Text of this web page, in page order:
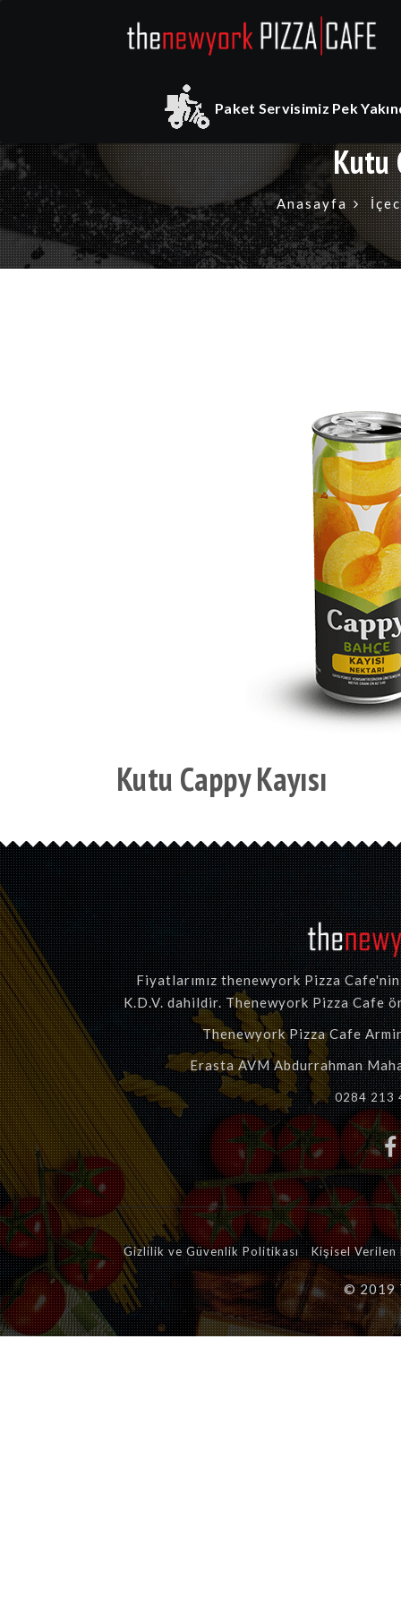
Paket Servisimiz Pek
Kutu
Anasayfa
Kutu Cappy Kayısı
Fiyatlarımız thenewyork Pizza
K.D.V. dahildir. Thenewyork Pizza Cafe
Thenewyork Pizza Cafe
Erasta AVM Abdurrahman
0284 213
Gizlilik ve Güvenlik Politikası Kişisel Verilen
© 2019